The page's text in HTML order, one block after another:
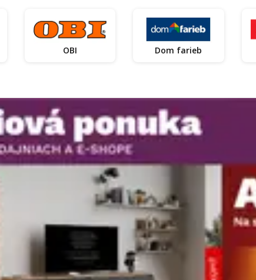
OBI Dom farieb